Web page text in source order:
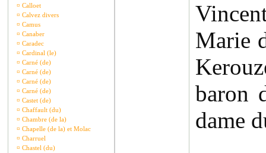
¤ Calloet
¤ Calvez divers
¤ Camus
¤ Canaber
¤ Caradec
¤ Cardinal (le)
¤ Carné (de)
¤ Carné (de)
¤ Carné (de)
¤ Carné (de)
¤ Castet (de)
¤ Chaffault (du)
¤ Chambre (de la)
¤ Chapelle (de la) et Molac
¤ Charruel
¤ Chastel (du)
Marie
baron
dame